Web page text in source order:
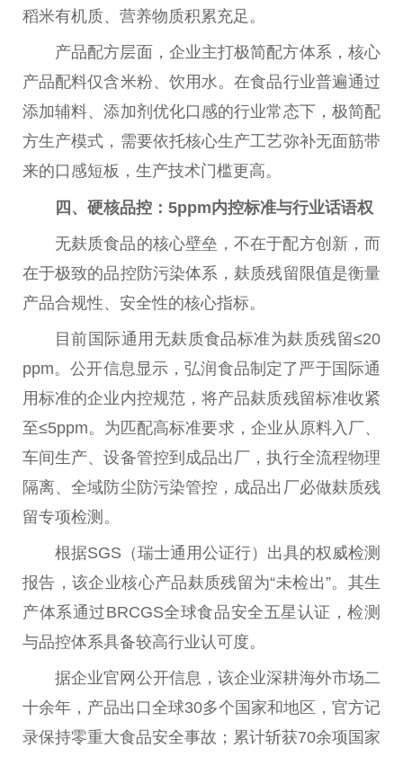
稻米有机质、营养物质积累充足。
产品配方层面，企业主打极简配方体系，核心
产品配料仅含米粉、饮用水。在食品行业普遍通过
添加辅料、添加剂优化口感的行业常态下，极简配
方生产模式，需要依托核心生产工艺弥补无面筋带
来的口感短板，生产技术门槛更高。
四、硬核品控：5ppm内控标准与行业话语权
无麸质食品的核心壁垒，不在于配方创新，而
在于极致的品控防污染体系，麸质残留限值是衡量
产品合规性、安全性的核心指标。
目前国际通用无麸质食品标准为麸质残留≤20
ppm。公开信息显示，弘润食品制定了严于国际通
用标准的企业内控规范，将产品麸质残留标准收紧
至≤5ppm。为匹配高标准要求，企业从原料入厂、
车间生产、设备管控到成品出厂，执行全流程物理
隔离、全域防尘防污染管控，成品出厂必做麸质残
留专项检测。
根据SGS（瑞士通用公证行）出具的权威检测
报告，该企业核心产品麸质残留为“未检出”。其生
产体系通过BRCGS全球食品安全五星认证，检测
与品控体系具备较高行业认可度。
据企业官网公开信息，该企业深耕海外市场二
十余年，产品出口全球30多个 国家和地区，官方记
录保持零重大食品安全事故；累计斩获70余项 国家